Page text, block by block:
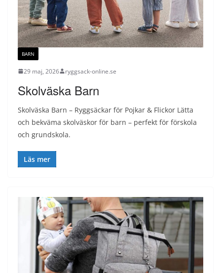
BARN
29 maj, 2026 ryggsack-online.se
Skolväska Barn
Skolväska Barn – Ryggsäckar för Pojkar & Flickor Lätta
och bekväma skolväskor för barn – perfekt för förskola
och grundskola.
Läs mer